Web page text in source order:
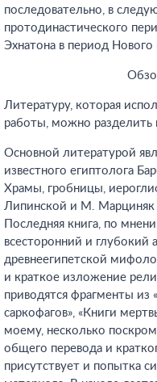
последовательно, в
протодинастического
Эхнатона в период Нового
Литературу, которая
работы, можно разделить
Основной литературой
известного египтолога
Храмы, гробницы,
Липинской и М. Марциняк
Последняя книга, по
всесторонний и глубокий
древнеегипетской
и краткое изложение
приводятся фрагменты из
саркофагов», «Книги
моему, несколько
общего перевода и
присутствует и попытка